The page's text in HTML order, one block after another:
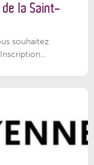
la Saint-
souhaitez